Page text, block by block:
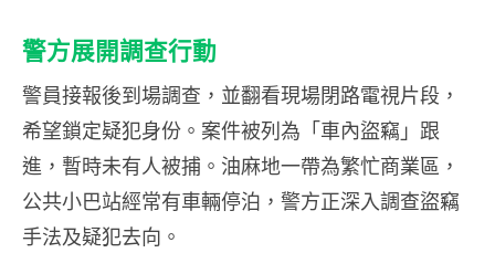
警方展開調查行動
警員接報後到場調查，並翻看現場閉路電視片段，
希望鎖定疑犯身份。案件被列為「車內盜竊」跟
進，暫時未有人被捕。油麻地一帶為繁忙商業區，
公共小巴站經常有車輛停泊，警方正深入調查盜竊
手法及疑犯去向。